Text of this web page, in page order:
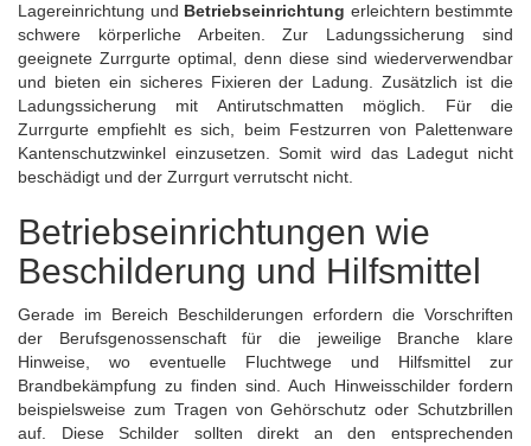
Lagereinrichtung und Betriebseinrichtung erleichtern bestimmte
schwere körperliche Arbeiten. Zur Ladungssicherung sind
geeignete Zurrgurte optimal, denn diese sind wiederverwendbar
und bieten ein sicheres Fixieren der Ladung. Zusätzlich ist die
Ladungssicherung mit Antirutschmatten möglich. Für die
Zurrgurte empfiehlt es sich, beim Festzurren von Palettenware
Kantenschutzwinkel einzusetzen. Somit wird das Ladegut nicht
beschädigt und der Zurrgurt verrutscht nicht.
Betriebseinrichtungen wie
Beschilderung und Hilfsmittel
Gerade im Bereich Beschilderungen erfordern die Vorschriften
der Berufsgenossenschaft für die jeweilige Branche klare
Hinweise, wo eventuelle Fluchtwege und Hilfsmittel zur
Brandbekämpfung zu finden sind. Auch Hinweisschilder fordern
beispielsweise zum Tragen vonGehörschutz oderSchutzbrillen
auf. Diese Schilder sollten direkt an den entsprechenden